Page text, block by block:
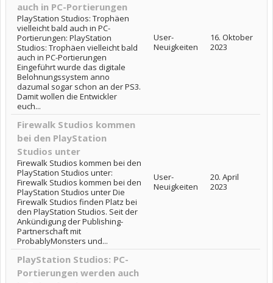
auch in PC-Portierungen
PlayStation Studios: Trophäen
vielleicht bald auch in PC-
Portierungen: PlayStation
Studios: Trophäen vielleicht bald
auch in PC-Portierungen
Eingeführt wurde das digitale
Belohnungssystem anno
dazumal sogar schon an der PS3.
Damit wollen die Entwickler
euch...
User-
Neuigkeiten
16. Oktober
2023
Firewalk Studios kommen
bei den PlayStation
Studios unter
Firewalk Studios kommen bei den
PlayStation Studios unter:
Firewalk Studios kommen bei den
PlayStation Studios unter Die
Firewalk Studios finden Platz bei
den PlayStation Studios. Seit der
Ankündigung der Publishing-
Partnerschaft mit
ProbablyMonsters und...
User-
Neuigkeiten
20. April
2023
PlayStation Studios: PC-
Portierungen werden auch